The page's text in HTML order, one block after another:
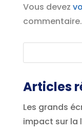
Vous devez
commentaire.
Articles
Les grands
impact sur la